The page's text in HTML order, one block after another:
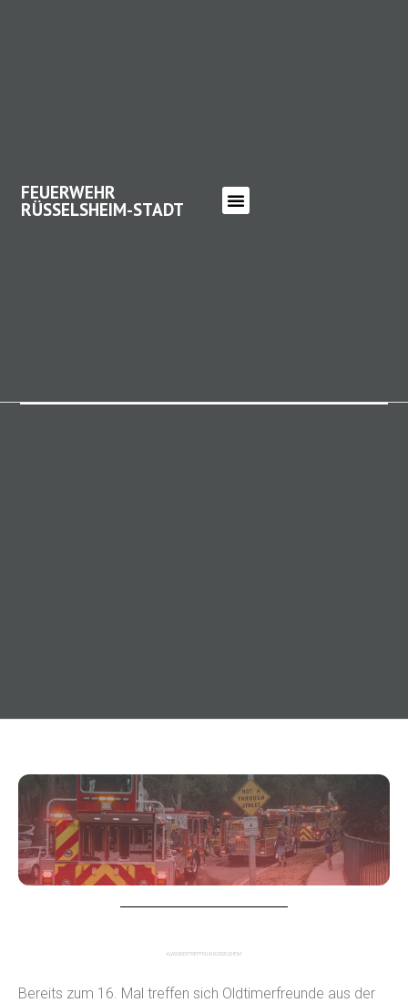
FEUERWEHR
RÜSSELSHEIM-STADT
KLASSIKERTREFFEN IN RÜSSELSHEIM
Bereits zum 16. Mal treffen sich Oldtimerfreunde aus der